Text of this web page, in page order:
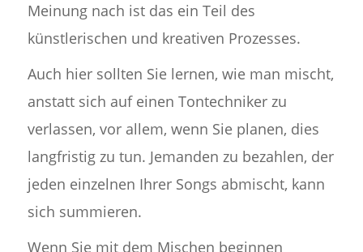
Meinung nach ist das ein Teil des
künstlerischen und kreativen Prozesses.
Auch hier sollten Sie lernen, wie man mischt,
anstatt sich auf einen Tontechniker zu
verlassen, vor allem, wenn Sie planen, dies
langfristig zu tun. Jemanden zu bezahlen, der
jeden einzelnen Ihrer Songs abmischt, kann
sich summieren.
Wenn Sie mit dem Mischen beginnen